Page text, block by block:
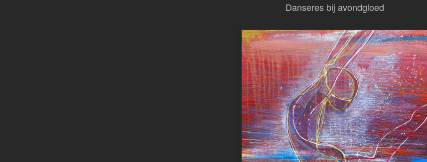
Danseres bij avondgloed